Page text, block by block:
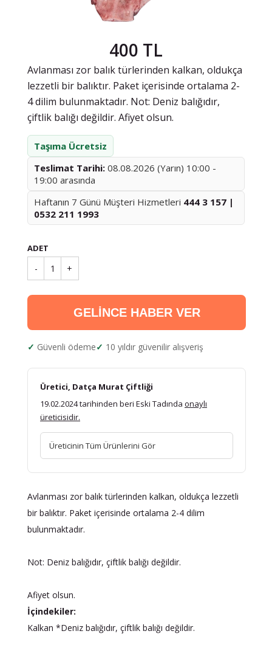
400 TL
Avlanması zor balık türlerinden kalkan, oldukça
lezzetli bir balıktır. Paket içerisinde ortalama 2-
4 dilim bulunmaktadır. Not: Deniz balığıdır,
çiftlik balığı değildir. Afiyet olsun.
Taşıma Ücretsiz
Teslimat Tarihi: 08.08.2026 (Yarın) 10:00 -
19:00 arasında
Haftanın 7 Günü Müşteri Hizmetleri 444 3 157 |
0532 211 1993
ADET
- 1 +
GELİNCE HABER VER
Güvenli ödeme 10 yıldır güvenilir alışveriş
Üretici, Datça Murat Çiftliği
19.02.2024 tarihinden beri Eski Tadında onaylı
üreticisidir.
Üreticinin Tüm Ürünlerini Gör
Avlanması zor balık türlerinden kalkan, oldukça lezzetli
bir balıktır. Paket içerisinde ortalama 2-4 dilim
bulunmaktadır.
Not: Deniz balığıdır, çiftlik balığı değildir.
Afiyet olsun.
İçindekiler:
Kalkan *Deniz balığıdır, çiftlik balığı değildir.